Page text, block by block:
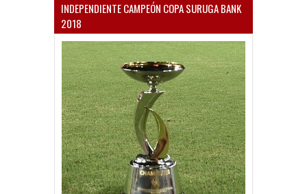
INDEPENDIENTE CAMPEÓN COPA SURUGA BANK
2018